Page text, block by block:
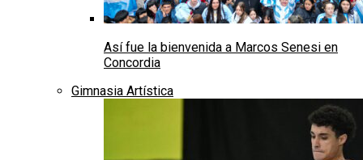
Así fue la bienvenida a Marcos Senesi en
Concordia
Gimnasia Artística